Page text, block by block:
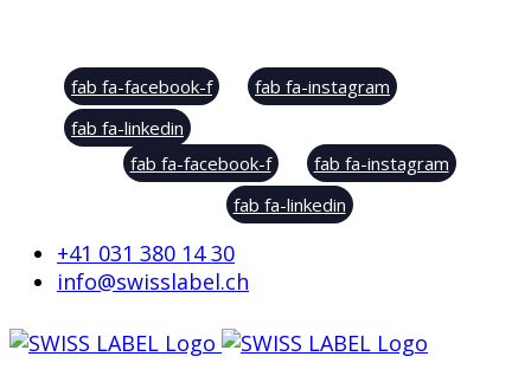
fab fa-facebook-f
fab fa-instagram
fab fa-linkedin
fab fa-facebook-f
fab fa-instagram
fab fa-linkedin
+41 031 380 14 30
info@swisslabel.ch